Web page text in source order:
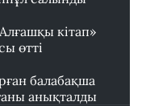
кітап»
өтті
балабақша
анықталды